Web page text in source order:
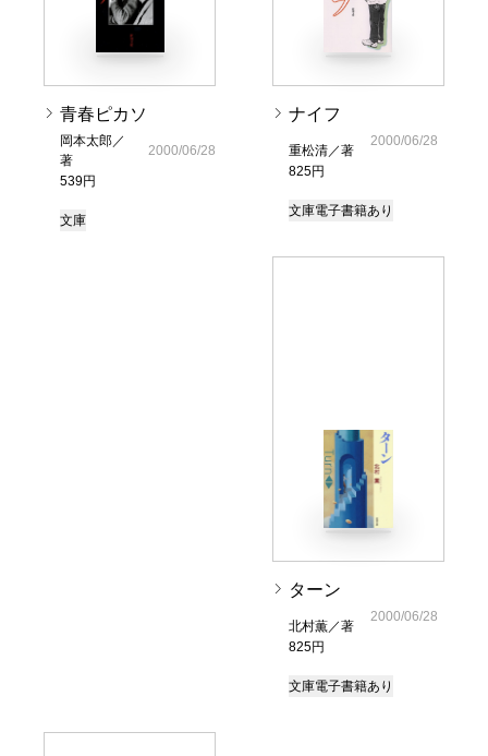
青春ピカソ
岡本太郎／
著
539円
2000/06/28
文庫
ナイフ
重松清／著
825円
2000/06/28
文庫電子書籍あり
ターン
北村薫／著
825円
2000/06/28
文庫電子書籍あり